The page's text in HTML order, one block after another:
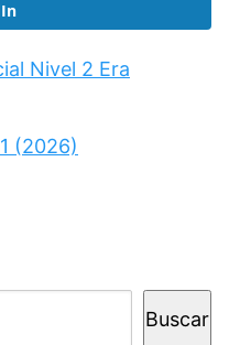
Nivel 2 Era
(2026)
Buscar